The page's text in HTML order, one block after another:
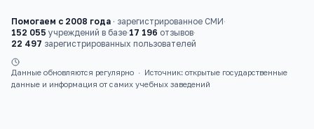
Помогаем с 2008 года · зарегистрированное СМИ·
152 055 учреждений в базе·17 196 отзывов·
22 497 зарегистрированных пользователей
Данные обновляются регулярно ·
Источник: открытые государственные
данные и информация от самих учебных заведений